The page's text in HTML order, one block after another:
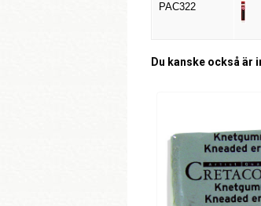
PAC322
Du kanske också är